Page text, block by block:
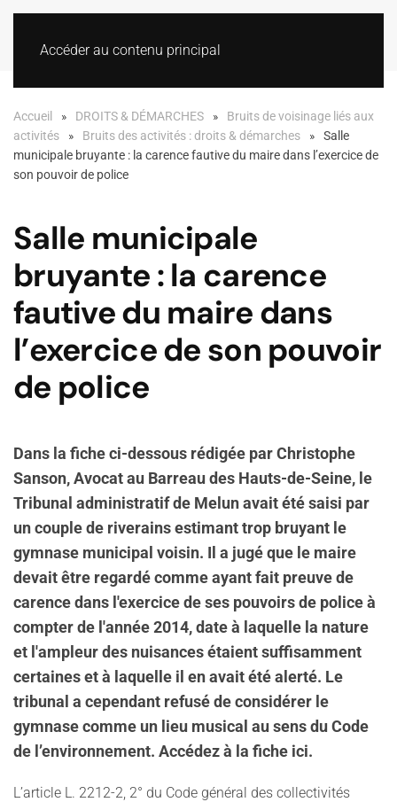
Accéder au contenu principal
Accueil DROITS & DÉMARCHES
Bruits de voisinage liés aux
activités
Bruits des activités : droits & démarches
Salle
municipale bruyante : la carence fautive du maire dans l’exercice de
son pouvoir de police
Salle municipale
bruyante : la carence
fautive du maire dans
l’exercice de son pouvoir
de police
Dans la fiche ci-dessous rédigée par Christophe
Sanson, Avocat au Barreau des Hauts-de-Seine, le
Tribunal administratif de Melun avait été saisi par
un couple de riverains estimant trop bruyant le
gymnase municipal voisin. Il a jugé que le maire
devait être regardé comme ayant fait preuve de
carence dans l'exercice de ses pouvoirs de police à
compter de l'année 2014, date à laquelle la nature
et l'ampleur des nuisances étaient suffisamment
certaines et à laquelle il en avait été alerté. Le
tribunal a cependant refusé de considérer le
gymnase comme un lieu musical au sens du Code
de l’environnement. Accédez à la fiche ici.
L’article L. 2212-2, 2° du Code général des collectivités